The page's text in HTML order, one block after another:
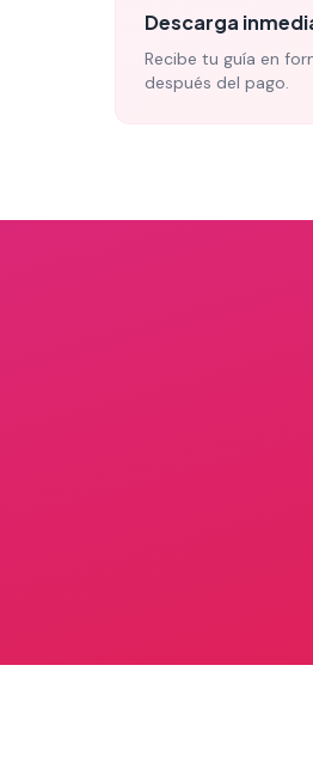
Descarga
Recibe tu guía en
después del pago.